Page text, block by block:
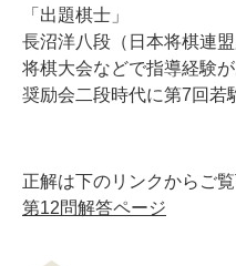
「出題棋士」
長沼洋八段（日本将棋連
将棋大会などで指導経験が
奨励会二段時代に第7回若
正解は下のリンクからご覧
第12問解答ページ